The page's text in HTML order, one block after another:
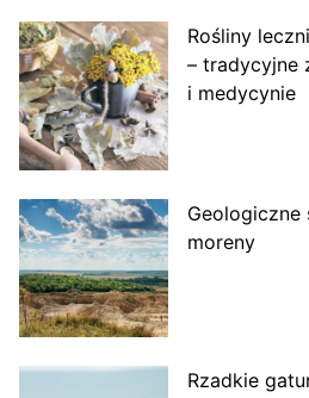
Rośliny
– tradycyjne
i medycynie
Geologiczne
moreny
Rzadkie